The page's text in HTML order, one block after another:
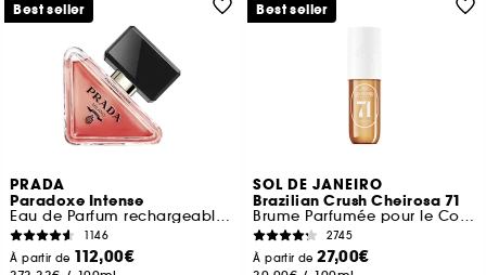
PRADA
Paradoxe Intense
Eau de Parfum rechargeable Florale Ambrée Boisée pour femme
1146
À partir de 112,00€
Best seller
SOL DE JANEIRO
Brazilian Crush Cheirosa 71
Brume Parfumée pour le Corps et les cheveux
2745
À partir de27,00€
Best seller